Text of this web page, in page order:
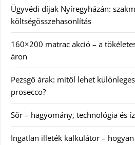
Ügyvédi díjak Nyíregyházán:
költségösszehasonlítás
160×200 matrac akció – a
áron
Pezsgő árak: mitől lehet
prosecco?
Sör – hagyomány, technológia és
Ingatlan illeték kalkulátor –